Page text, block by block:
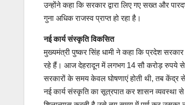
उन्होंने कहा कि सरकार द्वारा लिए गए सख्त और
गुना अधिक राजस्व प्राप्त हो रहा है।
नई कार्य संस्कृति विकसित
मुख्यमंत्री पुष्कर सिंह धामी ने कहा कि प्रदेश
रहे हैं। आज देहरादून में लगभग 14 सौ करोड़ रुपये से
सरकारों के समय केवल घोषणाएं होती थी, तब केंद्र
नई कार्य संस्कृति का सूत्रपात कर शासन व्यवस्था